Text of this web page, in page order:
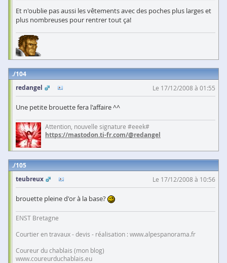
Et n'oublie pas aussi les vêtements avec des poches plus larges et
plus nombreuses pour rentrer tout ça!
104
redangel
Le 17/12/2008 à 01:55
Une petite brouette fera l'affaire ^^
Attention, nouvelle signature #eeek#
https://mastodon.ti-fr.com/@redangel
105
teubreux
Le 17/12/2008 à 10:56
brouette pleine d'or à la base?
ENST Bretagne
Courtier en travaux - devis - réalisation : www.alpespanorama.fr
Coureur du chablais (mon blog)
www.coureurduchablais.eu